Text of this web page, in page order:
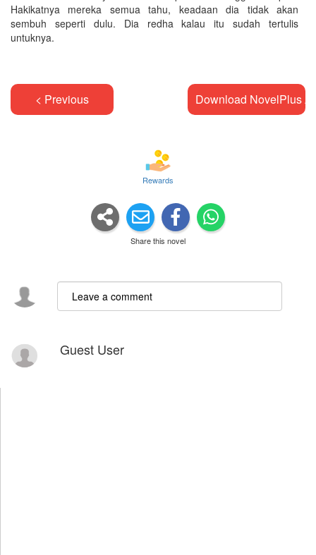
Hakikatnya mereka semua tahu, keadaan dia tidak akan
sembuh seperti dulu. Dia redha kalau itu sudah tertulis
untuknya.
< Previous Download NovelPlus
Rewards
Share this novel
Guest User